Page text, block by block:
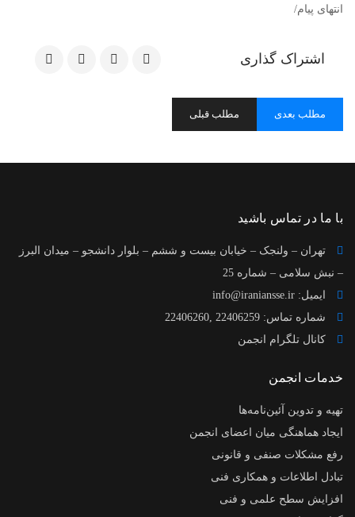
انتهای پیام/
اشتراک گذاری
مطلب قبلی مطلب بعدی
با ما در تماس باشید
تهران – ولنجک – خیابان بیست و ششم – بلوار دانشجو – میدان البرز
– نبش سلامی – شماره 25
ایمیل: info@iraniansse.ir
شماره تماس: 22406259 ,22406260
کانال تلگرام انجمن
خدمات انجمن
تهیه و تدوین آئین‌نامه‌ها
ایجاد هماهنگی میان اعضای انجمن
رفع مشکلات صنفی و قانونی
تبادل اطلاعات و همکاری فنی
افزایش سطح علمی و فنی